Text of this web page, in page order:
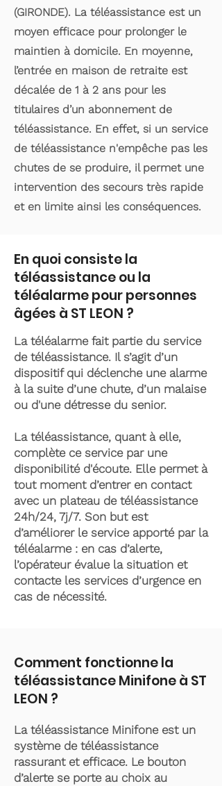
(GIRONDE). La téléassistance est un
moyen efficace pour prolonger le
maintien à domicile. En moyenne,
l’entrée en maison de retraite est
décalée de 1 à 2 ans pour les
titulaires d’un abonnement de
téléassistance. En effet, si un service
de téléassistance n'empêche pas les
chutes de se produire, il permet une
intervention des secours très rapide
et en limite ainsi les conséquences.
En quoi consiste la
téléassistance ou la
téléalarme pour personnes
âgées à ST LEON ?
La téléalarme fait partie du service
de téléassistance. Il s’agit d’un
dispositif qui déclenche une alarme
à la suite d’une chute, d’un malaise
ou d'une détresse du senior.
La téléassistance, quant à elle,
complète ce service par une
disponibilité d'écoute. Elle permet à
tout moment d’entrer en contact
avec un plateau de téléassistance
24h/24, 7j/7. Son but est
d’améliorer le service apporté par la
téléalarme : en cas d’alerte,
l’opérateur évalue la situation et
contacte les services d’urgence en
cas de nécessité.
Comment fonctionne la
téléassistance Minifone à ST
LEON ?
La téléassistance Minifone est un
système de téléassistance
rassurant et efficace. Le bouton
d’alerte se porte au choix au